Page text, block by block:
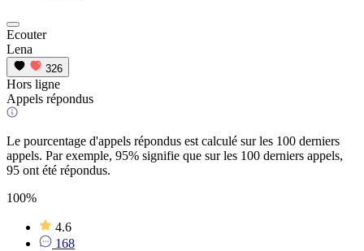
Ecouter
Lena
326
Hors ligne
Appels répondus
Le pourcentage d'appels répondus est calculé sur les 100 derniers
appels. Par exemple, 95% signifie que sur les 100 derniers appels,
95 ont été répondus.
100%
4.6
168